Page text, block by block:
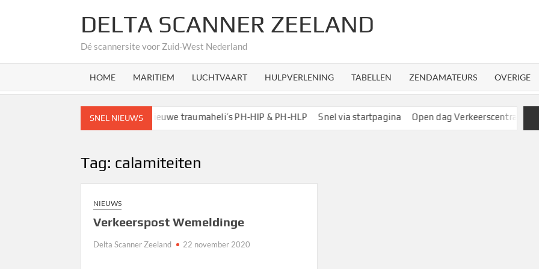
DELTA SCANNER ZEELAND
Dé scannersite voor Zuid-West Nederland
HOME MARITIEM LUCHTVAART HULPVERLENING TABELLEN ZENDAMATEURS OVERIGE
SNEL NIEUWS
Helikopters volgen Nieuwe traumaheli’s PH-HIP & PH-HLP Snel via startpagina Open dag Verkeerscentrale R’dam
Tag: calamiteiten
NIEUWS
Verkeerspost Wemeldinge
Delta Scanner Zeeland 22 november 2020